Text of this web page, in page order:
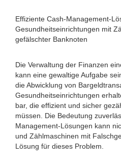
Effiziente Cash-Management-
Gesundheitseinrichtungen mit
gefälschter Banknoten
Die Verwaltung der Finanzen
kann eine gewaltige Aufgabe
die Abwicklung von
Gesundheitseinrichtungen
bar, die effizient und sicher
müssen. Die Bedeutung
Management-Lösungen kann
und Zählmaschinen mit
Lösung für dieses Problem.